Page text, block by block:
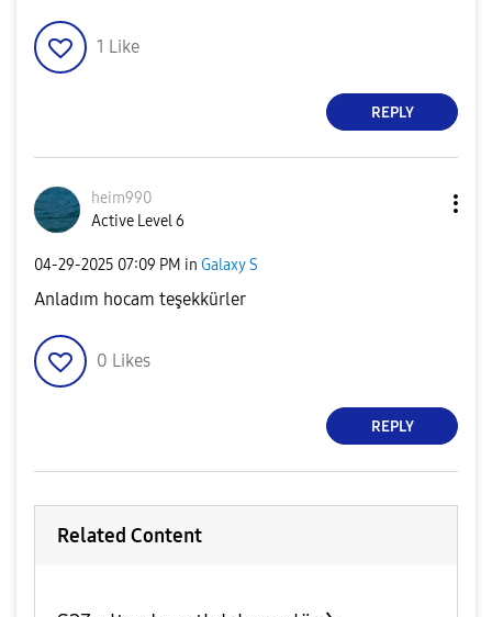
1 Like
REPLY
heim990
Active Level 6
‎04-29-2025 07:09 PM in Galaxy S
Anladım hocam teşekkürler
0 Likes
REPLY
Related Content